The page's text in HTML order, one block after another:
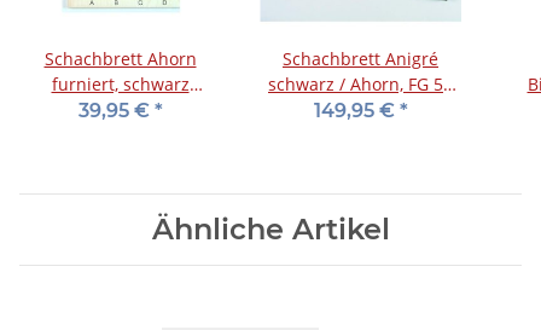
Schachbrett Ahorn
furniert, schwarz
bedruckt, matt lackiert,
39,95 € *
Schachbrett Anigré
schwarz / Ahorn, FG 50
mm
149,95 € *
Ähnliche Artikel